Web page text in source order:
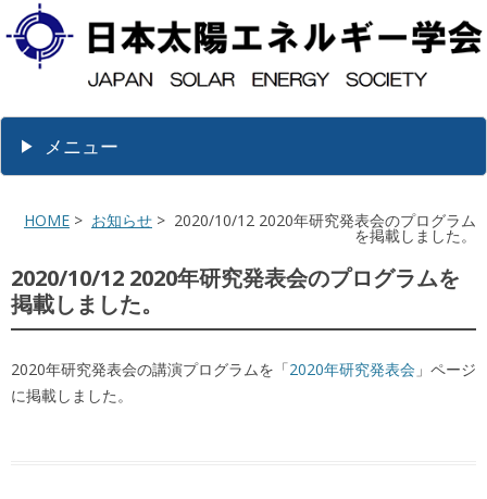
メニュー
HOME > お知らせ > 2020/10/12 2020年研究発表会のプログラム
を掲載しました。
2020/10/12 2020年研究発表会のプログラムを
掲載しました。
2020年研究発表会の講演プログラムを「2020年研究発表会 」ページ
に掲載しました。